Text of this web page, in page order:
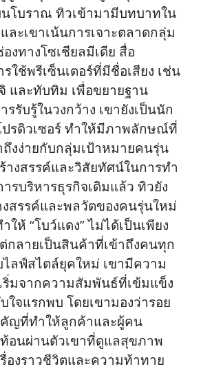
โบราณ ทิวเข้ามามีบทบาทใน
ละเขาเน้นการเจาะตลาดกลุ่ม
งทางโซเชียลมีเดีย สื่อ
ใช้พรีเซ็นเตอร์ที่มีชื่อเสียง เช่น
และทับทิม เพื่อขยายฐาน
รับรู้ในวงกว้าง เขายังเป็นนัก
ปรดิวเซอร์ ทำให้มีภาพลักษณ์ที่
ถึงง่ายกับกลุ่มเป้าหมายคนรุ่น
งสรรค์และวิสัยทัศน์ในการทำ
รบริหารธุรกิจเดิมแล้ว ทิวยัง
สรรค์และพลวัตของคนรุ่นใหม่
ให้ “โบว์แดง” ไม่ได้เป็นเพียง
กลายเป็นสินค้าที่เข้าถึงคนทุก
ลฟ์สไตล์ยุคใหม่ เขามีความ
ริ่มจากความสัมพันธ์ที่เข้มแข็ง
ใจแรกพบ โดยเขามองว่ารอย
ญที่ทำให้ลูกค้าและผู้คน
อนผ่านตัวเขาที่ดูแลสุขภาพ
องราวชีวิตและความท้าทาย